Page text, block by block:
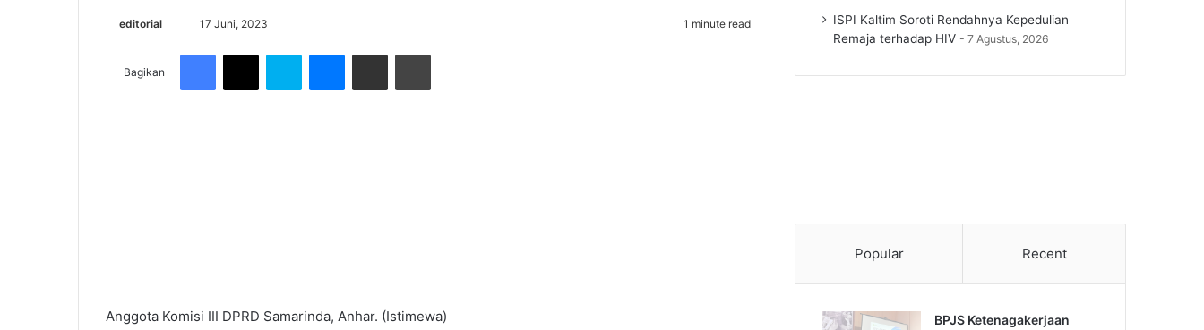
editorial
Send17 Juni, 2023 1 minute read
Bagikan
Facebook
X Skype Messenger
Share via Email Cetak
Anggota Komisi III DPRD Samarinda, Anhar. (Istimewa)
ISPI Kaltim Soroti Rendahnya Kepedulian
Remaja terhadap HIV
7 Agustus, 2026
Popular Recent
BPJS Ketenagakerjaan